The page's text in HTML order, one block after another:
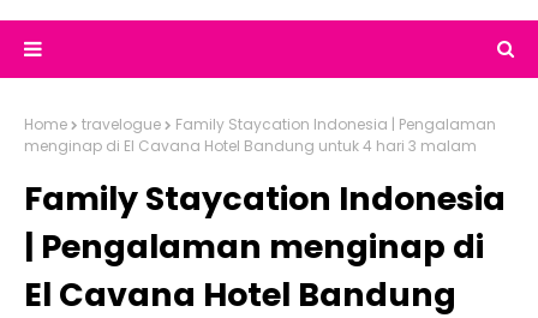
Home travelogue
Family Staycation Indonesia | Pengalaman
menginap di El Cavana Hotel Bandung untuk 4 hari 3 malam
Family Staycation Indonesia
| Pengalaman menginap di
El Cavana Hotel Bandung